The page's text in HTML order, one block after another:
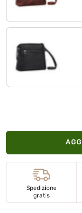
nero
Spedizione
gratis